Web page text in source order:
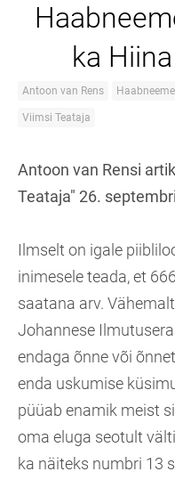
ka
Antoon van Rens
Viimsi Teataja
Antoon van Rensi
Teataja" 26.
Ilmselt on igale
inimesele teada, et
saatana arv.
Johannese
endaga õnne või
enda uskumise
püüab enamik meist
oma eluga seotult
ka näiteks numbri 13